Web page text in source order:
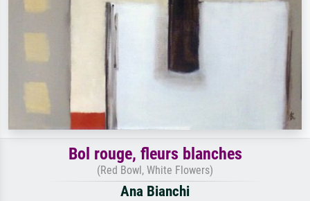
Bol rouge, fleurs blanches
(Red Bowl, White Flowers)
Ana Bianchi